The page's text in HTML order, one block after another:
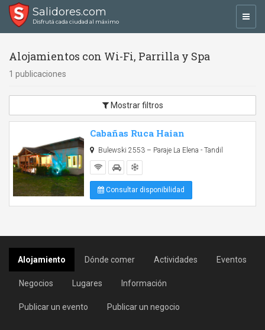
Salidores.com
Disfrutá cada ciudad al máximo
Alojamientos con Wi-Fi, Parrilla y Spa
1 publicaciones
Mostrar filtros
Cabañas Ruca Haian
Bulewski 2553 – Paraje La Elena - Tandil
Consultar disponibilidad
Alojamiento Dónde comer Actividades Eventos
Negocios Lugares Información
Publicar un evento Publicar un negocio